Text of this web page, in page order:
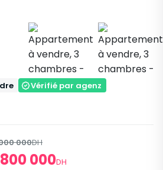
Vérifié par agenz
000DH
800 000DH